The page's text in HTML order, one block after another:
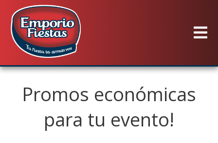
Productos
Promos
Sucursales
Promos económicas
para tu evento!